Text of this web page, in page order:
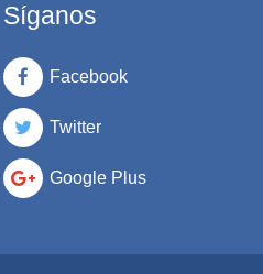
Síganos
Facebook
Twitter
Google Plus